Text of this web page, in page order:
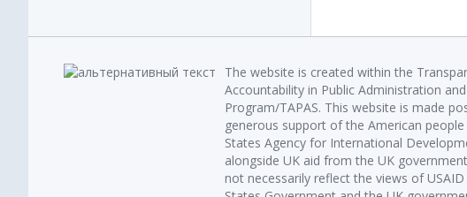
The website is created within the
Accountability in Public Administration
Program/TAPAS. This website is made
generous support of the American
States Agency for International
alongside UK aid from the UK
not necessarily reflect the views of